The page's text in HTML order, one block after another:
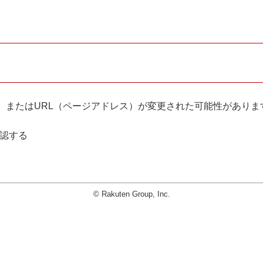
たはURL（ページアドレス）が変更された可能性がありま
する
© Rakuten Group, Inc.